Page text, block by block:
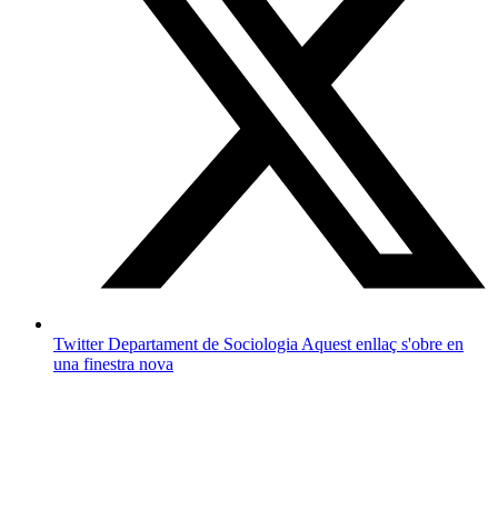
Twitter Departament de SociologiaAquest enllaç s'obre en
una finestra nova